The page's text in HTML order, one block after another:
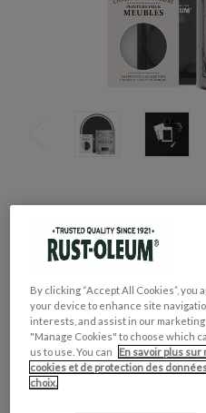
GROUPE DE COULEUR: Noir
COLLECTION DE COULEUR:
FINITION: Mate
CONVIENT POUR: Meubles
CONTENU: OBLIGATOIRE
By clicking “Accept All Cookies”, you
your device to enhance site
interests, and assist in our
"Manage Cookies" to choose which
us to use. You can
En savoir plus
cookies et de protection des
choix.